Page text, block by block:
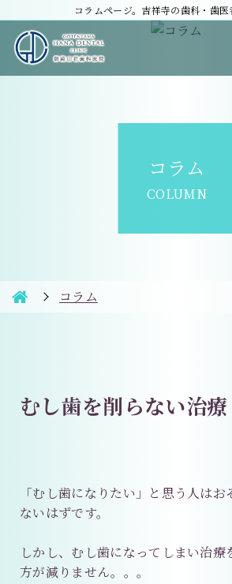
コラムページ。吉祥寺の歯科・歯
コラム
COLUMN
コラム
むし歯を削らない治療
「むし歯になりたい」と思う人は
ないはずです。
しかし、むし歯になってしまい治療
方が減りません。。。